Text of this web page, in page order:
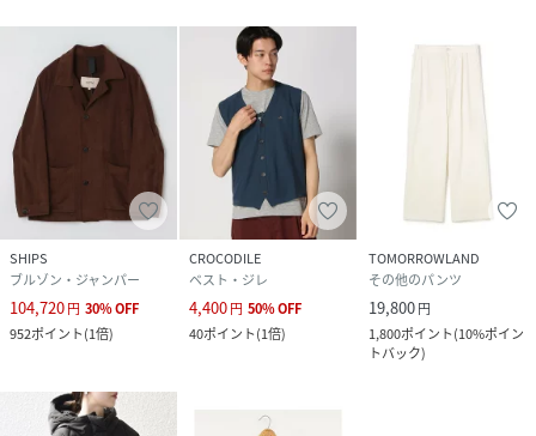
ンなどの閲覧環境によって、実際の色味と異なって見える場
合があります。
商品の色味は商品単体で撮影した画像をご参照ください。
※画像の商品はサンプルです。
実際の商品と仕様、加工、サイズが若干異なる場合がござ
います。
性別タイプ メンズ
原産国 フランス
SHIPS
ブルゾン・ジャンパー
104,720円 30%OFF
952ポイント(1倍)
CROCODILE
ベスト・ジレ
4,400円 50%OFF
40ポイント(1倍)
TOMORROWLAND
その他のパンツ
19,800円
1,800ポイント(10%ポイン
トバック)